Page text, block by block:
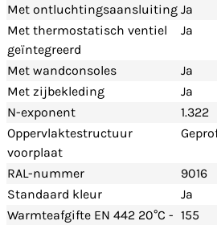
Met ontluchtingsaansluiting Ja
Met thermostatisch ventiel
geïntegreerd
Ja
Met wandconsoles
Ja
Met zijbekleding
Ja
N-exponent
1.322
Oppervlaktestructuur
voorplaat
RAL-nummer
9016
Standaard kleur
Ja
Warmteafgifte EN 442 20°C - 155